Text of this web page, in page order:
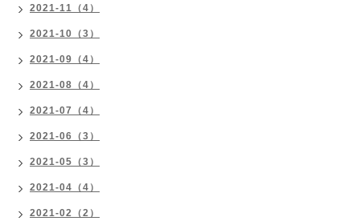
2021-11（4）
2021-10（3）
2021-09（4）
2021-08（4）
2021-07（4）
2021-06（3）
2021-05（3）
2021-04（4）
2021-02（2）